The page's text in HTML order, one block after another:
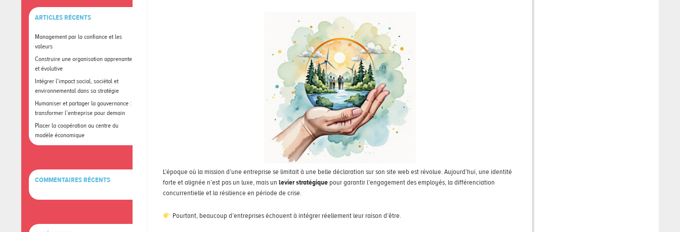
L’époque où la mission d’une entreprise se limitait à une belle déclaration sur son site web est révolue. Aujourd’hui, une identité
forte et alignée n’est pas un luxe, mais un levier stratégique pour garantir l’engagement des employés, la différenciation
concurrentielle et la résilience en période de crise.
Pourtant, beaucoup d’entreprises échouent à intégrer réellement leur raison d’être.
ARTICLES RÉCENTS
Management par la confiance et les
valeurs
Construire une organisation apprenante
et évolutive
Intégrer l’impact social, sociétal et
environnemental dans sa stratégie
Humaniser et partager la gouvernance :
transformer l’entreprise pour demain
Placer la coopération au centre du
modèle économique
COMMENTAIRES RÉCENTS